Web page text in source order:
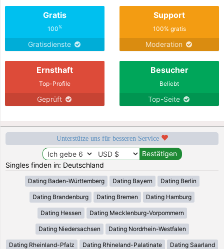
Gratis
100%
Gratisdienste
Support
100% gratis
Moderation
Ernsthaft
Top-Profile
Geprüft
Besucher
Beliebt
Top-Seite
Unterstütze uns für besseren Service
Singles finden in: Deutschland
Dating Baden-Württemberg Dating Bayern Dating Berlin
Dating Brandenburg Dating Bremen Dating Hamburg
Dating Hessen Dating Mecklenburg-Vorpommern
Dating Niedersachsen Dating Nordrhein-Westfalen
Dating Rheinland-Pfalz Dating Rhineland-Palatinate Dating Saarland